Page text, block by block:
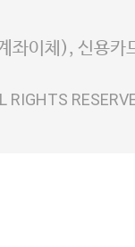
에스크로 서비
좌이체), 신용카
RIGHTS